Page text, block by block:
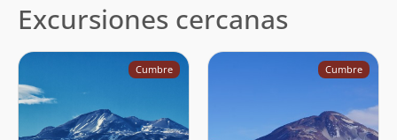
Excursiones cercanas
Cumbre Cumbre